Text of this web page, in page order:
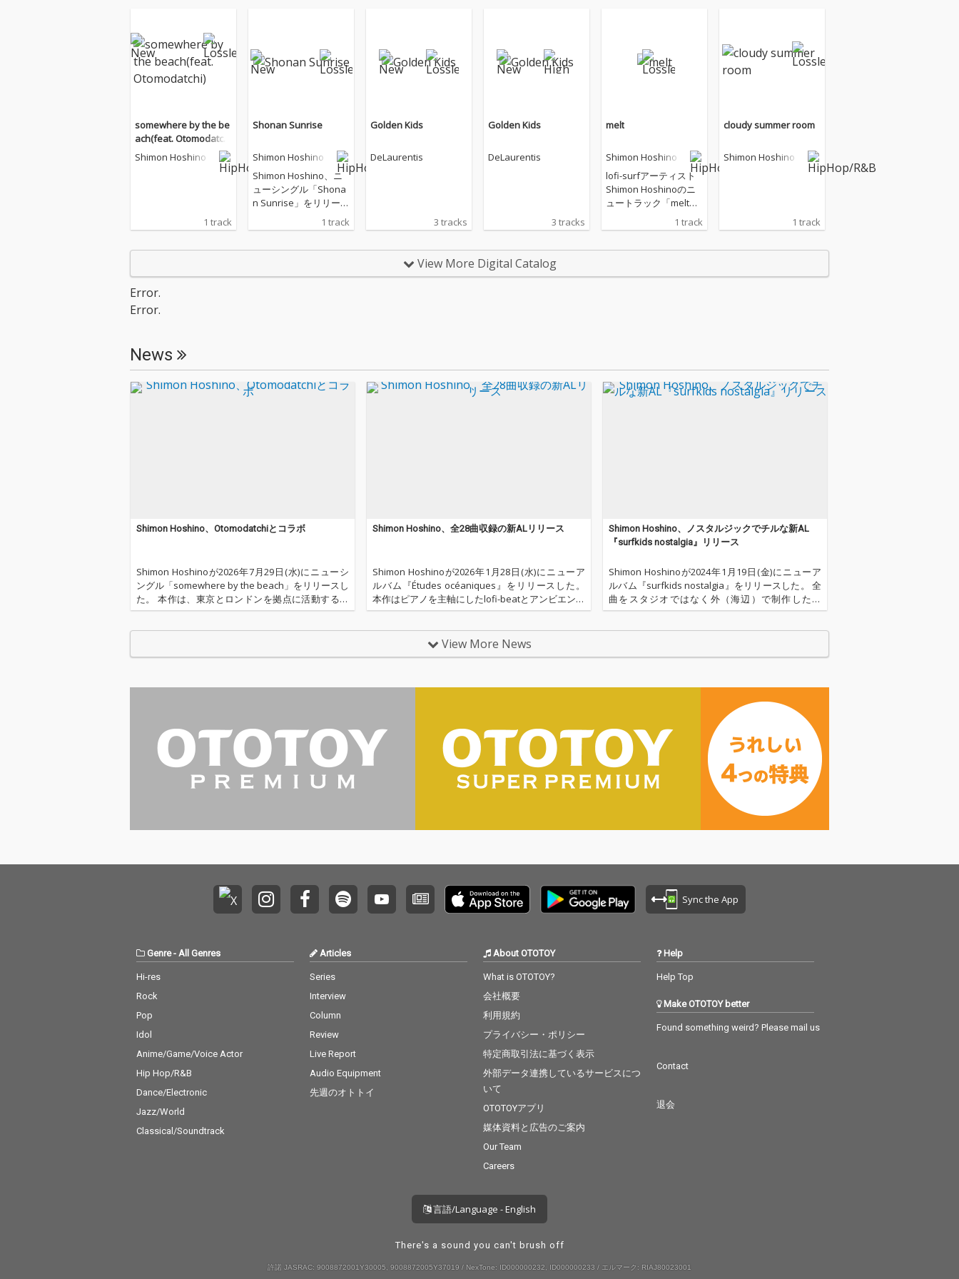
somewhere by the be
ach(feat. Otomodatch
i)
Shimon Hoshino
1 track
Shonan Sunrise
Shimon Hoshino
Shimon Hoshino、ニ
ューシングル「Shona
n Sunrise」をリリー
ルを提案する文化商業
1 track
Golden Kids
DeLaurentis
3 tracks
Golden Kids
DeLaurentis
3 tracks
melt
Shimon Hoshino
lofi-surfアーティスト
Shimon Hoshinoのニ
ュートラック「melt」
をリリース！ ビーチラ
イフスタイルとサーフ
くメロディと同居する
直感で飾らない一瞬と
日常の輝きをを切り取
ァーRYO SHIMIZUによ
るサーフフォトとアパ
レルのルックブックや
イラストなどを幅広く
1 track
cloudy summer room
Shimon Hoshino
1 track
View More Digital Catalog
Error.
Error.
News
Shimon Hoshino、Otomodatchiとコラボ
Shimon Hoshinoが2026年7月29日(水)にニューシ
ングル「somewhere by the beach」をリリースし
た。 本作は、東京とロンドンを拠点に活動する日
本人R&BシンガーソングライターAmiideと、ロサ
Shimon Hoshino、全28曲収録の新ALリリース
Shimon Hoshinoが2026年1月28日(水)にニューア
ルバム『Études océaniques』をリリースした。
本作はピアノを主軸にしたlofi-beatとアンビエント
サウ ンドが静かに折り重なる、Shimon Hoshinoに
Shimon Hoshino、ノスタルジックでチルな新AL
『surfkids nostalgia』リリース
Shimon Hoshinoが2024年1月19日(金)にニューア
ルバム『surfkids nostalgia』をリリースした。 全
曲をスタジオではなく外（海辺）で制作した本
作。限られた環境だからこそ生まれるアイディア
View More News
Sync the App
Genre- All Genres
Hi-res
Rock
Pop
Idol
Anime/Game/Voice Actor
Hip Hop/R&B
Dance/Electronic
Jazz/World
Classical/Soundtrack
Articles
Series
Interview
Column
Review
Live Report
Audio Equipment
先週のオトトイ
About OTOTOY
What is OTOTOY?
会社概要
利用規約
プライバシー・ポリシー
特定商取引法に基づく表示
外部データ連携しているサービスにつ
いて
OTOTOYアプリ
媒体資料と広告のご案内
Our Team
Careers
Help
Help Top
Make OTOTOY better
Found something weird? Please mail us
Contact
退会
言語/Language - English
There's a sound you can't brush off
許諾 JASRAC: 9008872001Y30005, 9008872005Y37019 / NexTone: ID000000232, ID000000233 / エルマーク: RIAJ80023001